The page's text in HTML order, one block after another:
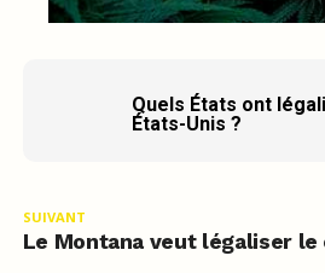
Quels États ont
États-Unis ?
SUIVANT
Le Montana veut légaliser le